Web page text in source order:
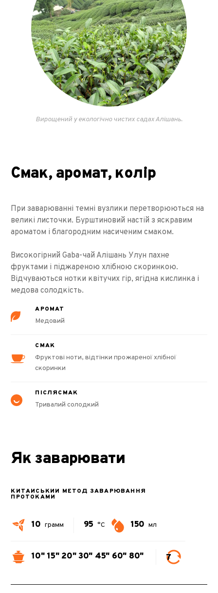
Вирощений у екологічно чистих садах Алішань.
Смак, аромат, колір
При заварюванні темні вузлики перетворюються на
великі листочки. Бурштиновий настій з яскравим
ароматом і благородним насиченим смаком.
Високогірний Gaba-чай Алішань Улун пахне
фруктами і піджареною хлібною скоринкою.
Відчуваються нотки квітучих гір, ягідна кислинка і
медова солодкість.
АРОМАТ
Медовий
СМАК
Фруктові ноти, відтінки прожареної хлібної
скоринки
ПІСЛЯСМАК
Тривалий солодкий
Як заварювати
КИТАЙСЬКИЙ МЕТОД ЗАВАРЮВАННЯ
ПРОТОКАМИ
10 грамм 95 °C 150 мл
10" 15" 20" 30" 45" 60" 80" 7